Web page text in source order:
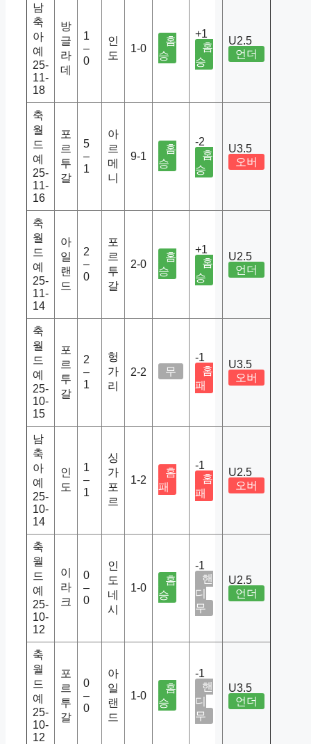
남
축
아
예
25-
11-
18
방
글
라
데
1
–
0
인
도
1-0
홈
승
+1
홈
승
U2.5
언더
축
월
드
예
25-
11-
16
포
르
투
갈
5
–
1
아
르
메
니
9-1
홈
승
-2
홈
승
U3.5
오버
축
월
드
예
25-
11-
14
아
일
랜
드
2
–
0
포
르
투
갈
2-0
홈
승
+1
홈
승
U2.5
언더
축
월
드
예
25-
10-
15
포
르
투
갈
2
–
1
헝
가
리
2-2 무
-1
홈
패
U3.5
오버
남
축
아
예
25-
10-
14
인
도
1
–
1
싱
가
포
르
1-2
홈
패
-1
홈
패
U2.5
오버
축
월
드
예
25-
10-
12
이
라
크
0
–
0
인
도
네
시
1-0
홈
승
-1
핸
디
무
U2.5
언더
축
월
드
예
25-
10-
12
포
르
투
갈
0
–
0
아
일
랜
드
1-0
홈
승
-1
핸
디
무
U3.5
언더